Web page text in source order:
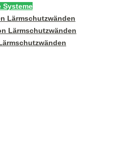
Systeme
Lärmschutzwänden
Lärmschutzwänden